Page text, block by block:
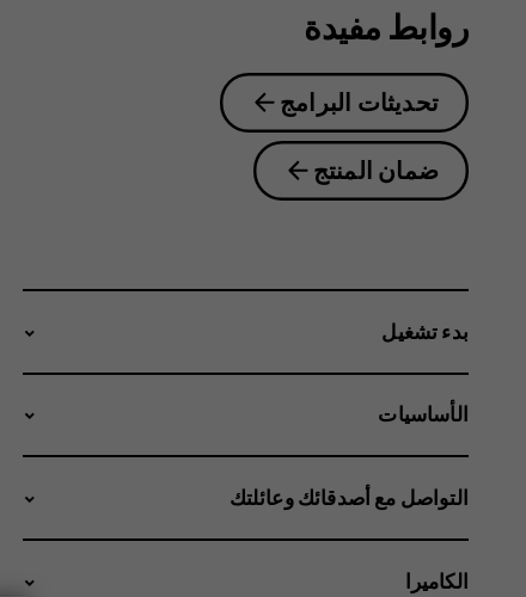
روابط مفيدة
تحديثات البرامج
ضمان المنتج
بدء تشغيل
الأساسيات
التواصل مع أصدقائك وعائلتك
الكاميرا